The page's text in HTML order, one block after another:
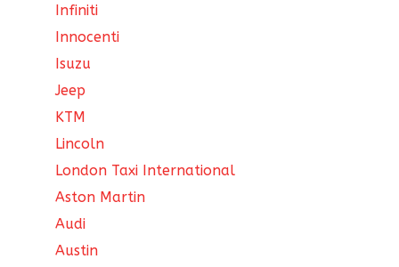
Infiniti
Innocenti
Isuzu
Jeep
KTM
Lincoln
London Taxi International
Aston Martin
Audi
Austin